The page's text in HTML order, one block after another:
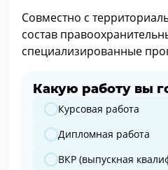
Совместно с
состав
специализированные
Какую работу вы
Какую работу вы
Курсовая работа
Дипломная работа
ВКР (выпускная